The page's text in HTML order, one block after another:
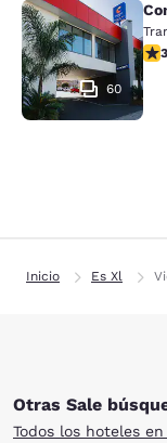
Comfort
60
Inicio Es Xl
Otras Sale
Todos los hoteles en